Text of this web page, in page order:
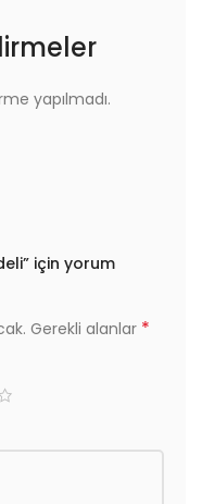
yapılmadı.
için yorum
Gerekli alanlar *